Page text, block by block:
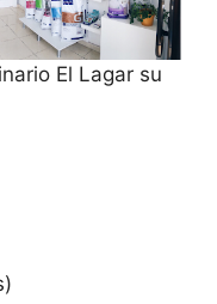
El Lagar su